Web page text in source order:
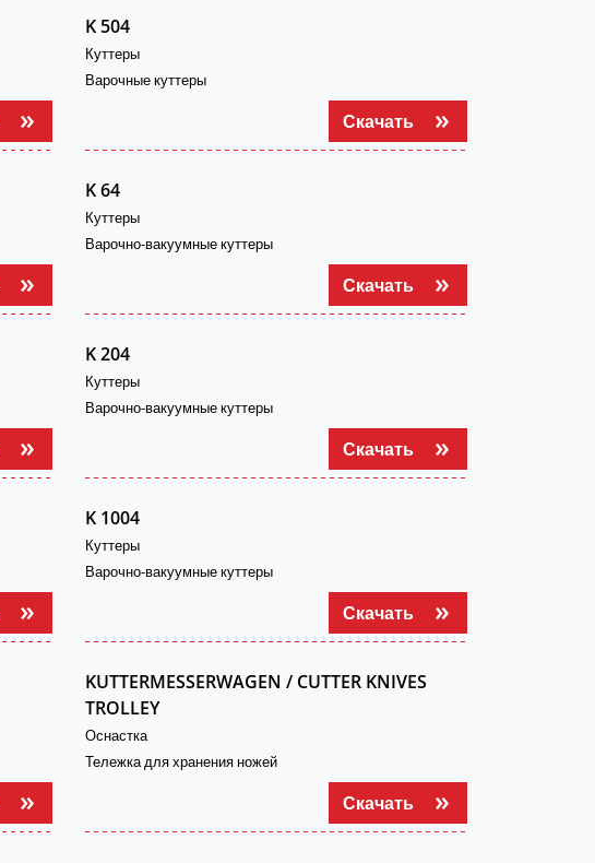
K 504
Куттеры
Варочные куттеры
Скачать
K 64
Куттеры
Варочно-вакуумные куттеры
Скачать
K 204
Куттеры
Варочно-вакуумные куттеры
Скачать
K 1004
Куттеры
Варочно-вакуумные куттеры
Скачать
KUTTERMESSERWAGEN / CUTTER KNIVES
TROLLEY
Оснастка
Тележка для хранения ножей
Скачать